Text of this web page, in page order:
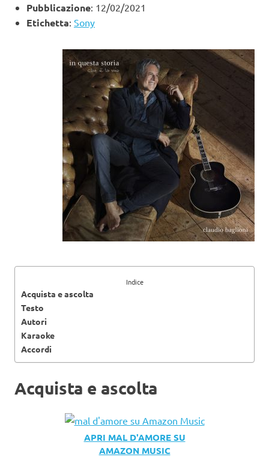
Pubblicazione: 12/02/2021
Etichetta: Sony
Indice
Acquista e ascolta
Testo
Autori
Karaoke
Accordi
Acquista e ascolta
APRI MAL D'AMORE SU
AMAZON MUSIC